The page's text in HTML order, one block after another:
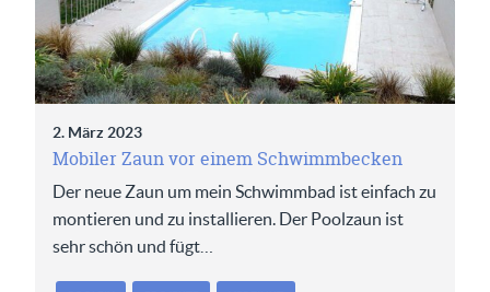
2. März 2023
Mobiler Zaun vor einem Schwimmbecken
Der neue Zaun um mein Schwimmbad ist einfach zu
montieren und zu installieren. Der Poolzaun ist
sehr schön und fügt…